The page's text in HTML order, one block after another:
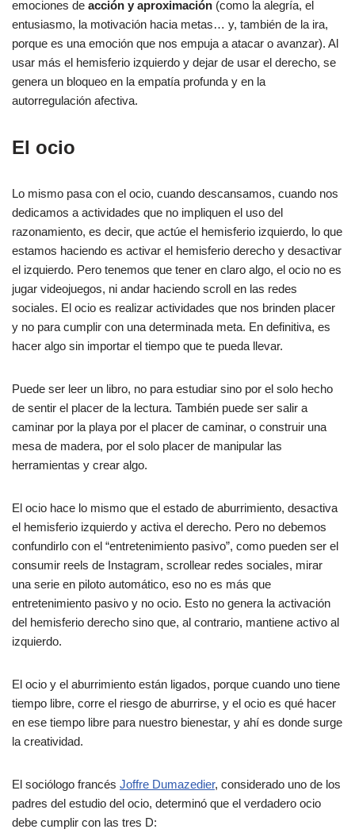
emociones de acción y aproximación (como la alegría, el
entusiasmo, la motivación hacia metas… y, también de la ira,
porque es una emoción que nos empuja a atacar o avanzar). Al
usar más el hemisferio izquierdo y dejar de usar el derecho, se
genera un bloqueo en la empatía profunda y en la
autorregulación afectiva.
El ocio
Lo mismo pasa con el ocio, cuando descansamos, cuando nos
dedicamos a actividades que no impliquen el uso del
razonamiento, es decir, que actúe el hemisferio izquierdo, lo que
estamos haciendo es activar el hemisferio derecho y desactivar
el izquierdo. Pero tenemos que tener en claro algo, el ocio no es
jugar videojuegos, ni andar haciendo scroll en las redes
sociales. El ocio es realizar actividades que nos brinden placer
y no para cumplir con una determinada meta. En definitiva, es
hacer algo sin importar el tiempo que te pueda llevar.
Puede ser leer un libro, no para estudiar sino por el solo hecho
de sentir el placer de la lectura. También puede ser salir a
caminar por la playa por el placer de caminar, o construir una
mesa de madera, por el solo placer de manipular las
herramientas y crear algo.
El ocio hace lo mismo que el estado de aburrimiento, desactiva
el hemisferio izquierdo y activa el derecho. Pero no debemos
confundirlo con el “entretenimiento pasivo”, como pueden ser el
consumir reels de Instagram, scrollear redes sociales, mirar
una serie en piloto automático, eso no es más que
entretenimiento pasivo y no ocio. Esto no genera la activación
del hemisferio derecho sino que, al contrario, mantiene activo al
izquierdo.
El ocio y el aburrimiento están ligados, porque cuando uno tiene
tiempo libre, corre el riesgo de aburrirse, y el ocio es qué hacer
en ese tiempo libre para nuestro bienestar, y ahí es donde surge
la creatividad.
El sociólogo francés Joffre Dumazedier, considerado uno de los
padres del estudio del ocio, determinó que el verdadero ocio
debe cumplir con las tres D: